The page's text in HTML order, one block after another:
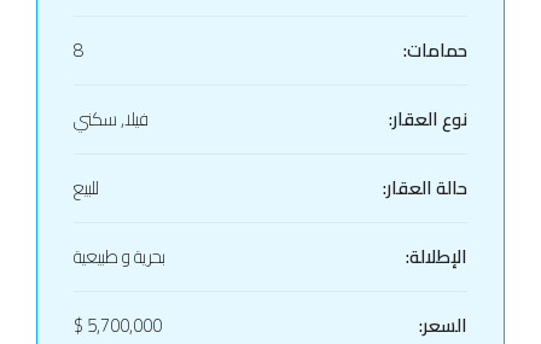
حمامات:
8
نوع العقار:
فيلا, سكني
حالة العقار:
للبيع
الإطلالة:
بحرية و طبيعية
السعر:
5,700,000 $